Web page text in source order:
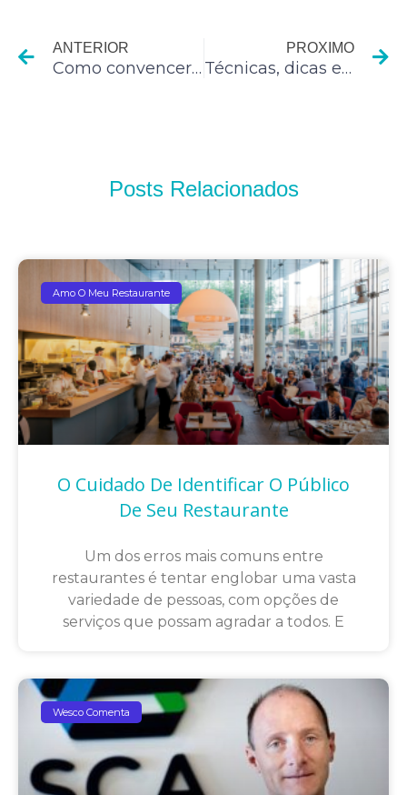
ANTERIOR
Como convencer funcionários céticos a adotar novas tecnologias
PROXIMO
Técnicas, dicas e regras para Gerentes de Compras
Posts Relacionados
Amo O Meu Restaurante
O Cuidado De Identificar O Público
De Seu Restaurante
Um dos erros mais comuns entre
restaurantes é tentar englobar uma vasta
variedade de pessoas, com opções de
serviços que possam agradar a todos. E
Wesco Comenta